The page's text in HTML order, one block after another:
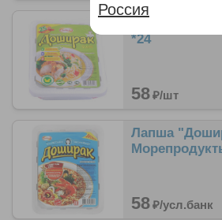
Лапша
*24
58₽/шт
Лапша
58₽/усл.банк
Россия